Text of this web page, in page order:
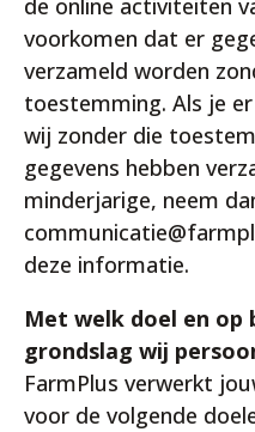
de online activiteiten
voorkomen dat er
verzameld worden
toestemming. Als je
wij zonder die
gegevens hebben
minderjarige, neem
deze informatie.
Met welk doel en op
grondslag wij
FarmPlus verwerkt
voor de volgende